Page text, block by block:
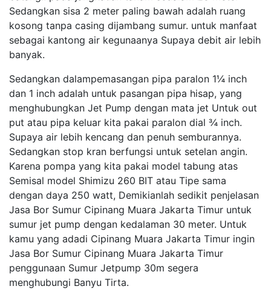
Sedangkan sisa 2 meter paling bawah adalah ruang
kosong tanpa casing dijambang sumur. untuk manfaat
sebagai kantong air kegunaanya Supaya debit air lebih
banyak.
Sedangkan dalampemasangan pipa paralon 1¼ inch
dan 1 inch adalah untuk pasangan pipa hisap, yang
menghubungkan Jet Pump dengan mata jet Untuk out
put atau pipa keluar kita pakai paralon dial ¾ inch.
Supaya air lebih kencang dan penuh semburannya.
Sedangkan stop kran berfungsi untuk setelan angin.
Karena pompa yang kita pakai model tabung atas
Semisal model Shimizu 260 BIT atau Tipe sama
dengan daya 250 watt, Demikianlah sedikit penjelasan
Jasa Bor Sumur Cipinang Muara Jakarta Timur untuk
sumur jet pump dengan kedalaman 30 meter. Untuk
kamu yang adadi Cipinang Muara Jakarta Timur ingin
Jasa Bor Sumur Cipinang Muara Jakarta Timur
penggunaan Sumur Jetpump 30m segera
menghubungi Banyu Tirta.